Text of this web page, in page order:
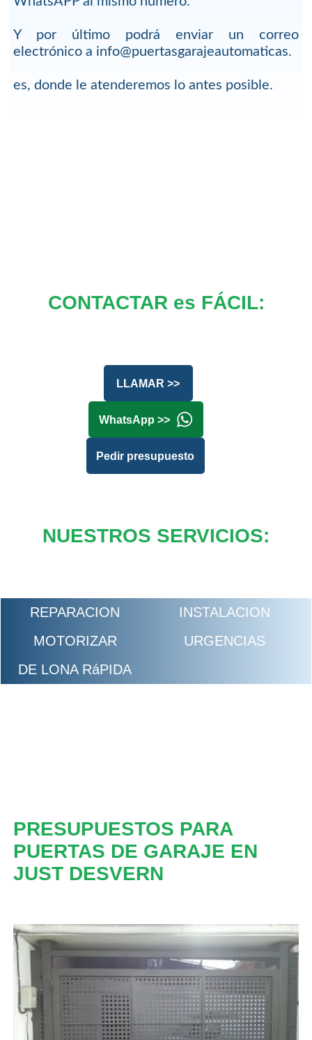
Y por último podrá enviar un correo
electrónico a info@puertasgarajeautomaticas.
es, donde le atenderemos lo antes posible.
CONTACTAR es FÁCIL:
LLAMAR >>
WhatsApp >>
Pedir presupuesto
NUESTROS SERVICIOS:
REPARACION
INSTALACION
MOTORIZAR
URGENCIAS
DE LONA RáPIDA
PRESUPUESTOS PARA
PUERTAS DE GARAJE EN
JUST DESVERN